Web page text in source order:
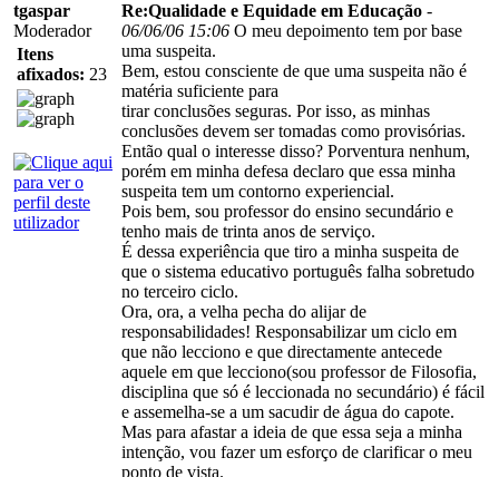
tgaspar
Moderador
Itens
afixados: 23
Re:Qualidade e Equidade em Educação -
06/06/06 15:06 O meu depoimento tem por base
uma suspeita.
Bem, estou consciente de que uma suspeita não é
matéria suficiente para
tirar conclusões seguras. Por isso, as minhas
conclusões devem ser tomadas como provisórias.
Então qual o interesse disso? Porventura nenhum,
porém em minha defesa declaro que essa minha
suspeita tem um contorno experiencial.
Pois bem, sou professor do ensino secundário e
tenho mais de trinta anos de serviço.
É dessa experiência que tiro a minha suspeita de
que o sistema educativo português falha sobretudo
no terceiro ciclo.
Ora, ora, a velha pecha do alijar de
responsabilidades! Responsabilizar um ciclo em
que não lecciono e que directamente antecede
aquele em que lecciono(sou professor de Filosofia,
disciplina que só é leccionada no secundário) é fácil
e assemelha-se a um sacudir de água do capote.
Mas para afastar a ideia de que essa seja a minha
intenção, vou fazer um esforço de clarificar o meu
ponto de vista.